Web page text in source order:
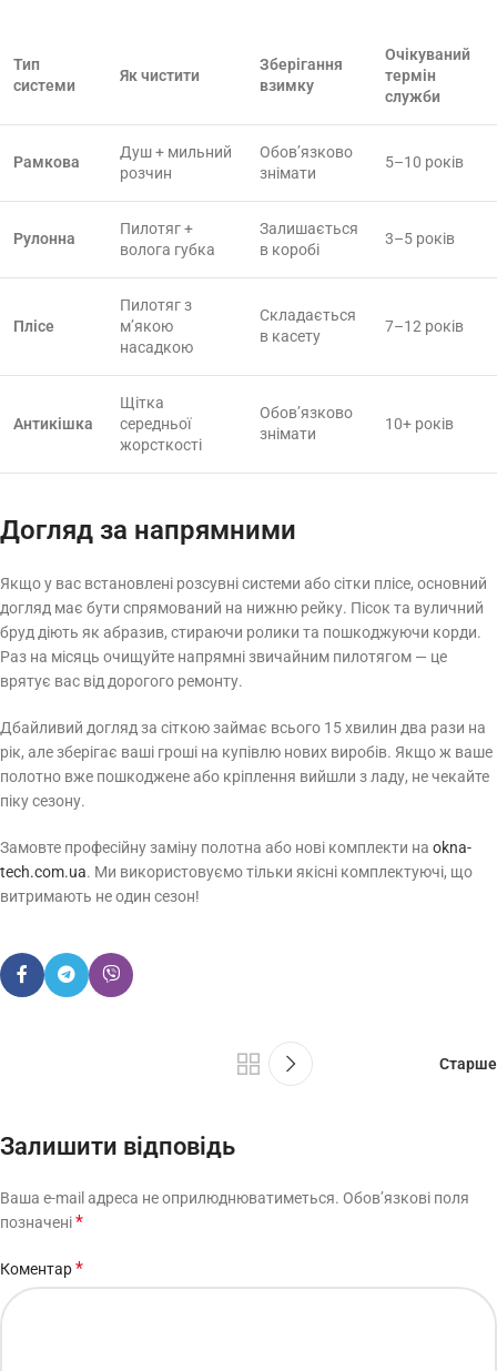
Тип
системи
Як чистити
Зберігання
взимку
Очікуваний
термін
служби
Рамкова
Душ + мильний
розчин
Обов’язково
знімати
5–10 років
Рулонна
Пилотяг +
волога губка
Залишається
в коробі
3–5 років
Плісе
Пилотяг з
м’якою
насадкою
Складається
в касету
7–12 років
Антикішка
Щітка
середньої
жорсткості
Обов’язково
знімати
10+ років
Догляд за напрямними
Якщо у вас встановлені розсувні системи або сітки плісе, основний
догляд має бути спрямований на нижню рейку. Пісок та вуличний
бруд діють як абразив, стираючи ролики та пошкоджуючи корди.
Раз на місяць очищуйте напрямні звичайним пилотягом — це
врятує вас від дорогого ремонту.
Дбайливий догляд за сіткою займає всього 15 хвилин два рази на
рік, але зберігає ваші гроші на купівлю нових виробів. Якщо ж ваше
полотно вже пошкоджене або кріплення вийшли з ладу, не чекайте
піку сезону.
Замовте професійну заміну полотна або нові комплекти на okna-
tech.com.ua. Ми використовуємо тільки якісні комплектуючі, що
витримають не один сезон!
Старше
Залишити відповідь
Ваша e-mail адреса не оприлюднюватиметься. Обов’язкові поля
позначені*
Коментар*